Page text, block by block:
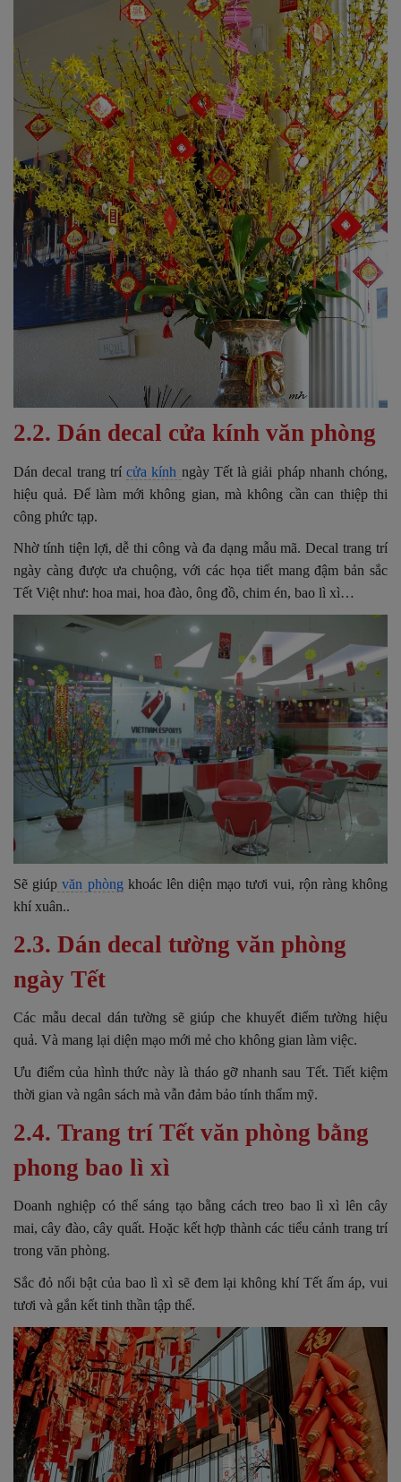
2.2. Dán decal cửa kính văn phòng
Dán decal trang trí cửa kính ngày Tết là giải pháp nhanh chóng,
hiệu quả. Để làm mới không gian, mà không cần can thiệp thi
công phức tạp.
Nhờ tính tiện lợi, dễ thi công và đa dạng mẫu mã. Decal trang trí
ngày càng được ưa chuộng, với các họa tiết mang đậm bản sắc
Tết Việt như: hoa mai, hoa đào, ông đồ, chim én, bao lì xì…
Sẽ giúp văn phòng khoác lên diện mạo tươi vui, rộn ràng không
khí xuân..
2.3. Dán decal tường văn phòng
ngày Tết
Các mẫu decal dán tường sẽ giúp che khuyết điểm tường hiệu
quả. Và mang lại diện mạo mới mẻ cho không gian làm việc.
Ưu điểm của hình thức này là tháo gỡ nhanh sau Tết. Tiết kiệm
thời gian và ngân sách mà vẫn đảm bảo tính thẩm mỹ.
2.4. Trang trí Tết văn phòng bằng
phong bao lì xì
Doanh nghiệp có thể sáng tạo bằng cách treo bao lì xì lên cây
mai, cây đào, cây quất. Hoặc kết hợp thành các tiểu cảnh trang trí
trong văn phòng.
Sắc đỏ nổi bật của bao lì xì sẽ đem lại không khí Tết ấm áp, vui
tươi và gắn kết tinh thần tập thể.